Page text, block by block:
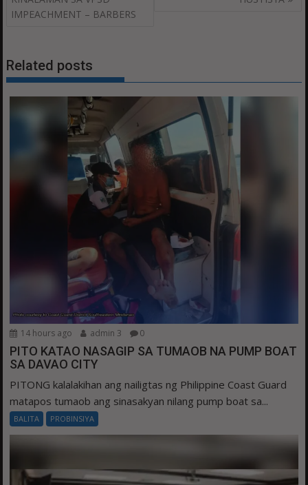
IMPEACHMENT – BARBERS
Related posts
14 hours ago admin 3 0
PITO KATAO NASAGIP SA TUMAOB NA PUMP BOAT
SA DAVAO CITY
PITONG kalalakihan ang nailigtas ng Philippine Coast Guard
matapos tumaob ang sinasakyan nilang pump boat sa...
BALITA PROBINSIYA